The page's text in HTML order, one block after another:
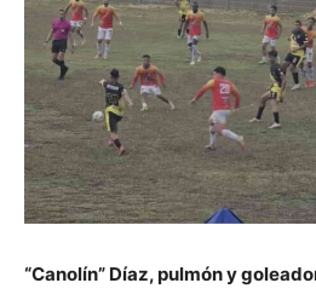
“Canolín” Díaz, pulmón y